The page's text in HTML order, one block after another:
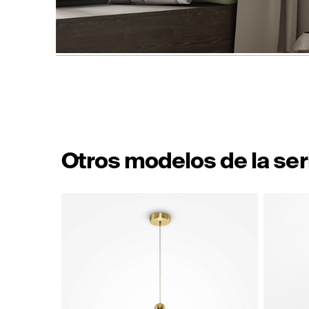
Otros modelos de la